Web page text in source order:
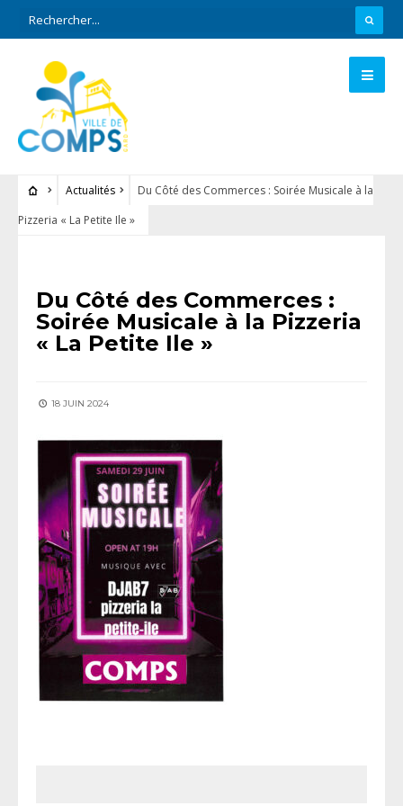
Actualités
Du Côté des Commerces : Soirée Musicale à la
Pizzeria « La Petite Ile »
Du Côté des Commerces :
Soirée Musicale à la Pizzeria
« La Petite Ile »
18 JUIN 2024